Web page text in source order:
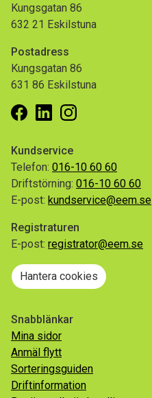
Kungsgatan 86
632 21 Eskilstuna
Postadress
Kungsgatan 86
631 86 Eskilstuna
Facebook
LinkedinInstagram
Kundservice
Telefon: 016-10 60 60
Driftstörning: 016-10 60 60
E-post: kundservice@eem.se
Registraturen
E-post: registrator@eem.se
Hantera cookies
Snabblänkar
Mina sidor
Anmäl flytt
Sorteringsguiden
Driftinformation